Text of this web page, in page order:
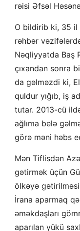
rəisi Əfsəl
O bildirib ki, 35 il
rəhbər
Nəqliyyatda Baş
çıxandan sonra
da gəlməzdi ki,
quldur yığıb, iş
tutar. 2013-cü
ağlıma belə
görə məni həbs
Mən Tiflisdən
gətirmək üçün
ölkəyə
İrana aparmaq
əməkdaşları
aparılan yükü